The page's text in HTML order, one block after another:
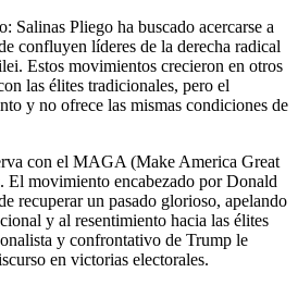
Salinas Pliego ha buscado acercarse a
confluyen líderes de la derecha radical
Estos movimientos crecieron en otros
las élites tradicionales, pero el
y no ofrece las mismas condiciones de
con el MAGA (Make America Great
El movimiento encabezado por Donald
recuperar un pasado glorioso, apelando
y al resentimiento hacia las élites
y confrontativo de Trump le
en victorias electorales.